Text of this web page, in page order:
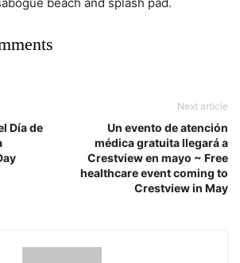
Día de
Next article
Un evento de atención
médica gratuita llegará a
Crestview en mayo ~ Free
healthcare event coming to
Crestview in May